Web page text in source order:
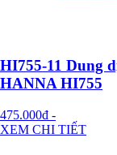
HI755-11 Dung
HANNA HI755
475.000đ -
XEM CHI TIẾT